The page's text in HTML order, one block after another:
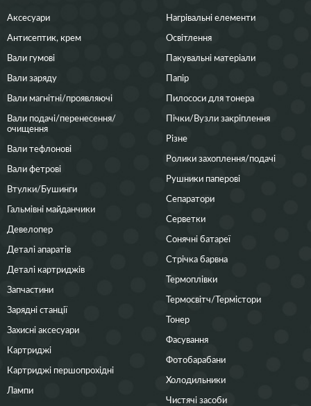
Аксесуари
Антисептик, крем
Вали гумові
Вали заряду
Вали магнітні/проявляючі
Вали подачі/перенесення/
очищення
Вали тефлонові
Вали фетрові
Втулки/Бушинги
Гальмівні майданчики
Девелопер
Деталі апаратів
Деталі картриджів
Запчастини
Зарядні станції
Захисні аксесуари
Картриджі
Картриджі першопрохідні
Лампи
Нагрівальні елементи
Освітлення
Пакувальні матеріали
Папір
Пилососи для тонера
Пічки/Вузли закріплення
Різне
Ролики захоплення/подачі
Рушники паперові
Сепаратори
Серветки
Сонячні батареї
Стрічка барвна
Термоплівки
Термосвітч/Термістори
Тонер
Фасування
Фотобарабани
Холодильники
Чистячі засоби